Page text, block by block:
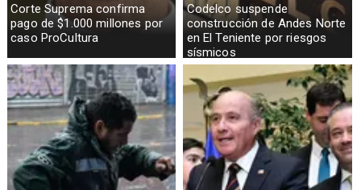
Corte Suprema confirma
pago de $1.000 millones por
caso ProCultura
Codelco suspende
construcción de Andes Norte
en El Teniente por riesgos
sísmicos